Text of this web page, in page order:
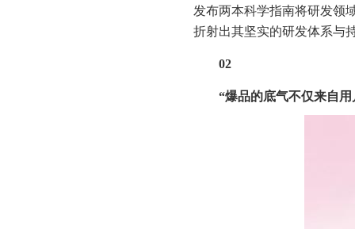
发布两本科学指南将研发领
折射出其坚实的研发体系与
02
“爆品的底气不仅来自